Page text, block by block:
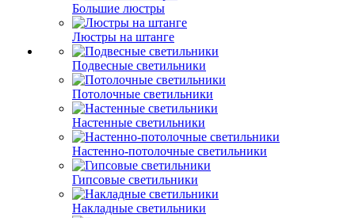
Большие люстры
Люстры на штанге
Подвесные светильники
Потолочные светильники
Настенные светильники
Настенно-потолочные светильники
Гипсовые светильники
Накладные светильники